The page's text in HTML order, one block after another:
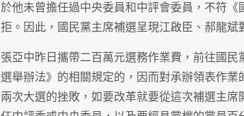
於他未曾擔任過中央委員和中評會委員，不符
拒。因此，國民黨主席補選呈現江啟臣、郝龍斌
張亞中昨日攜帶二百萬元選務作業費，前往國
選舉辦法》的相關規定的，因而對承辦領表作
兩次大選的挫敗，如要改革就要從這次補選主